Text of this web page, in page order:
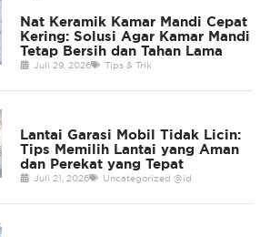
Nat Keramik Kamar Mandi Cepat
Kering: Solusi Agar Kamar Mandi
Tetap Bersih dan Tahan Lama
Juli 29, 2026 Tips & Trik
Lantai Garasi Mobil Tidak Licin:
Tips Memilih Lantai yang Aman
dan Perekat yang Tepat
Juli 21, 2026 Uncategorized @id